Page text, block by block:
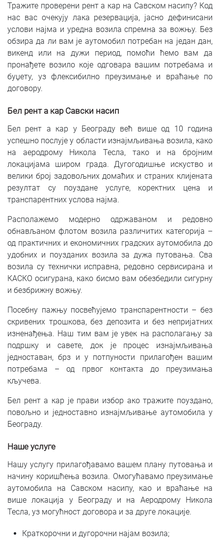
Тражите проверени рент а кар на Савском насипу? Код
нас вас очекују лака резервација, јасно дефинисани
услови најма и уредна возила спремна за вожњу. Без
обзира да ли вам је аутомобил потребан на један дан,
викенд или на дужи период, помоћи ћемо вам да
пронађете возило које одговара вашим потребама и
буџету, уз флексибилно преузимање и враћање по
договору.
Бел рент а кар Савски насип
Бел рент а кар у Београду већ више од 10 година
успешно послује у области изнајмљивања возила, како
на аеродрому Никола Тесла, тако и на бројним
локацијама широм града. Дугогодишње искуство и
велики број задовољних домаћих и страних клијената
резултат су поуздане услуге, коректних цена и
транспарентних услова најма.
Располажемо модерно одржаваном и редовно
обнављаном флотом возила различитих категорија –
од практичних и економичних градских аутомобила до
удобних и поузданих возила за дужа путовања. Сва
возила су технички исправна, редовно сервисирана и
КАСКО осигурана, како бисмо вам обезбедили сигурну
и безбрижну вожњу.
Посебну пажњу посвећујемо транспарентности – без
скривених трошкова, без депозита и без непријатних
изненађења. Наш тим вам је увек на располагању за
подршку и савете, док је процес изнајмљивања
једноставан, брз и у потпуности прилагођен вашим
потребама – од првог контакта до преузимања
кључева.
Бел рент а кар је прави избор ако тражите поуздано,
повољно и једноставно изнајмљивање аутомобила у
Београду.
Наше услуге
Нашу услугу прилагођавамо вашем плану путовања и
начину коришћења возила. Омогућавамо преузимање
аутомобила на Савском насипу, као и враћање на
више локација у Београду и на Аеродрому Никола
Тесла, уз могућност договора и за друге локације.
Краткорочни и дугорочни најам возила;